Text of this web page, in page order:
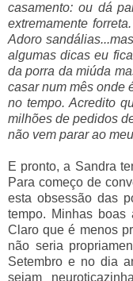
casamento: ou dá
extremamente
Adoro
algumas dicas eu
da porra da miúda
casar num mês onde
no tempo. Acredito
milhões de pedidos
não vem parar ao
E pronto, a Sandra
Para começo de
esta obsessão das
tempo. Minhas boas
Claro que é menos
não seria
Setembro e no dia
sejam